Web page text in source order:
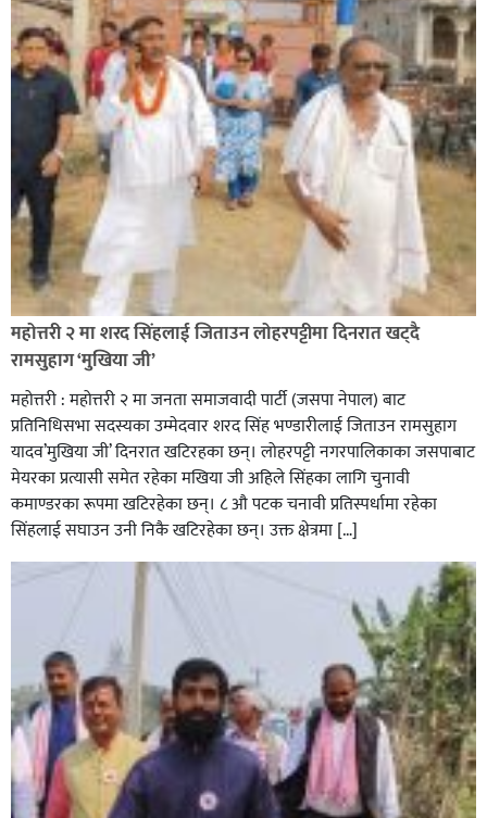
सिराहा-२ मा संजय यादव भिड्ने !
रक्तदान सेवामा जिल्लामै दोस्रो स्थान ल्याएकोमा जनमत नेताद्वय
रेडक्रस सिराहा द्वारा सम्मानित
सिराहाको औरहीमा जेन-जी भेला सम्पन्न
महोत्तरी २ मा शरद सिंहलाई जिताउन लोहरपट्टीमा दिनरात खट्दै
रामसुहाग ‘मुखिया जी’
महोत्तरी : महोत्तरी २ मा जनता समाजवादी पार्टी (जसपा नेपाल) बाट
प्रतिनिधिसभा सदस्यका उम्मेदवार शरद सिंह भण्डारीलाई जिताउन रामसुहाग
यादव’मुखिया जी’ दिनरात खटिरहका छन्। लोहरपट्टी नगरपालिकाका जसपाबाट
मेयरका प्रत्यासी समेत रहेका मखिया जी अहिले सिंहका लागि चुनावी
कमाण्डरका रूपमा खटिरहेका छन्। ८ औ पटक चनावी प्रतिस्पर्धामा रहेका
सिंहलाई सघाउन उनी निकै खटिरहेका छन्। उक्त क्षेत्रमा […]